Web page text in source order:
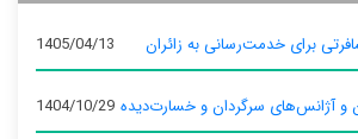
برای خدمت‌رسانی به زائران 1405/04/13
و آژانس‌های سرگردان و خسارت‌دیده 1404/10/29